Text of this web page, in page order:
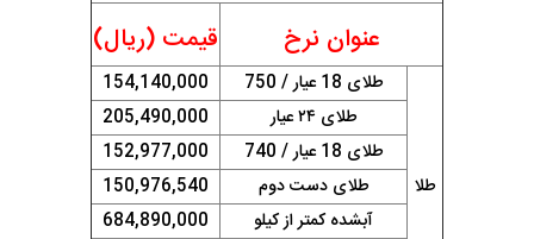
عنوان نرخ
قیمت (ریال)
طلا
طلای 18 عیار / 750
154,140,000
طلای ۲۴ عیار
205,490,000
طلای 18 عیار / 740
152,977,000
طلای دست دوم
150,976,540
آبشده کمتر از کیلو
684,890,000